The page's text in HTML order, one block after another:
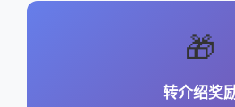
🎁
转介绍奖